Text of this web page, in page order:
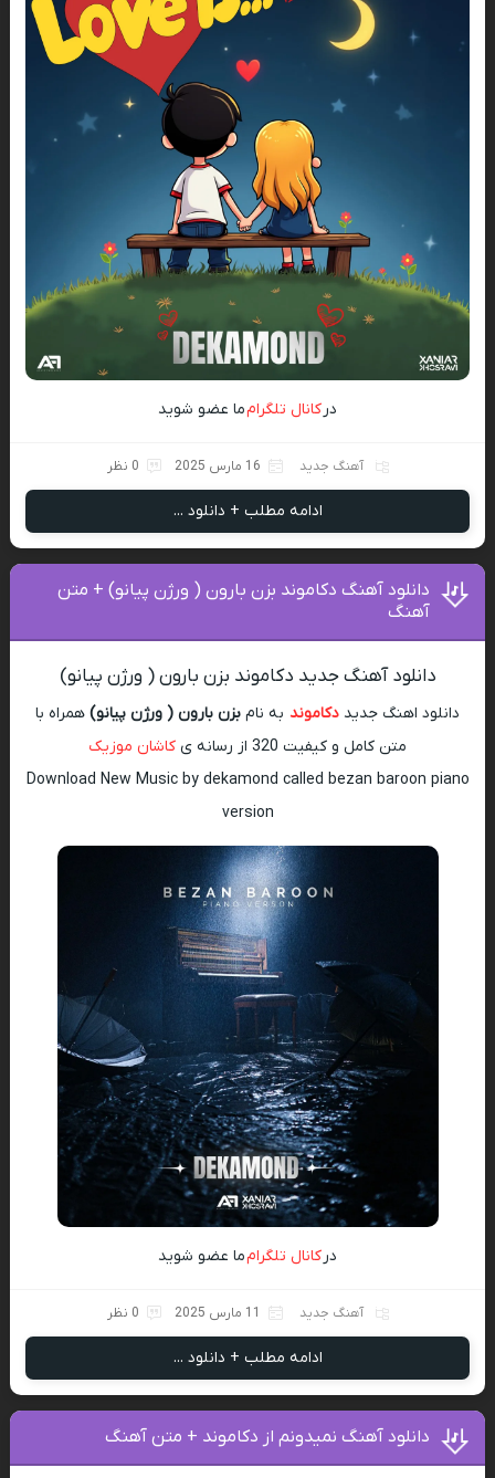
درکانال تلگرامما عضو شوید
آهنگ جدید 16 مارس 2025 0 نظر
ادامه مطلب + دانلود ...
دانلود آهنگ دکاموند بزن بارون ( ورژن پیانو) + متن
آهنگ
دانلود آهنگ جدید دکاموند بزن بارون ( ورژن پیانو)
دانلود اهنگ جدید دکاموند به نام بزن بارون ( ورژن پیانو) همراه با
متن کامل و کیفیت 320 از رسانه ی
کاشان موزیک
Download New Music by dekamond called bezan baroon piano
version
درکانال تلگرامما عضو شوید
آهنگ جدید 11 مارس 2025 0 نظر
ادامه مطلب + دانلود ...
دانلود آهنگ نمیدونم از دکاموند + متن آهنگ